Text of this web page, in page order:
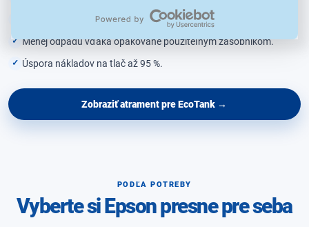
Jednoduché a čisté dopĺňanie atramentu.
Menej odpadu vďaka opakovane použiteľným zásobníkom.
Úspora nákladov na tlač až 95 %.
Zobraziť atrament pre EcoTank →
PODĽA POTREBY
Vyberte si Epson presne pre seba